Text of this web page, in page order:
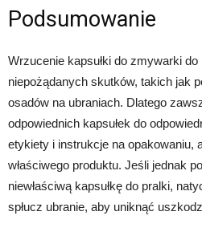
Podsumowanie
Wrzucenie kapsułki do zmywarki
niepożądanych skutków, takich jak
osadów na ubraniach. Dlatego
odpowiednich kapsułek do
etykiety i instrukcje na opakowaniu,
właściwego produktu. Jeśli jednak
niewłaściwą kapsułkę do pralki,
spłucz ubranie, aby uniknąć